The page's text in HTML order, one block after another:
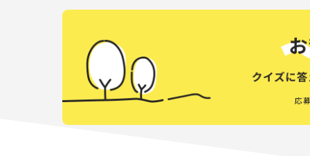
応